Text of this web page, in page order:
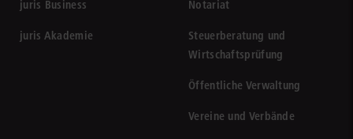
juris Business
juris Akademie
Notariat
Steuerberatung und
Wirtschaftsprüfung
Öffentliche Verwaltung
Vereine und Verbände